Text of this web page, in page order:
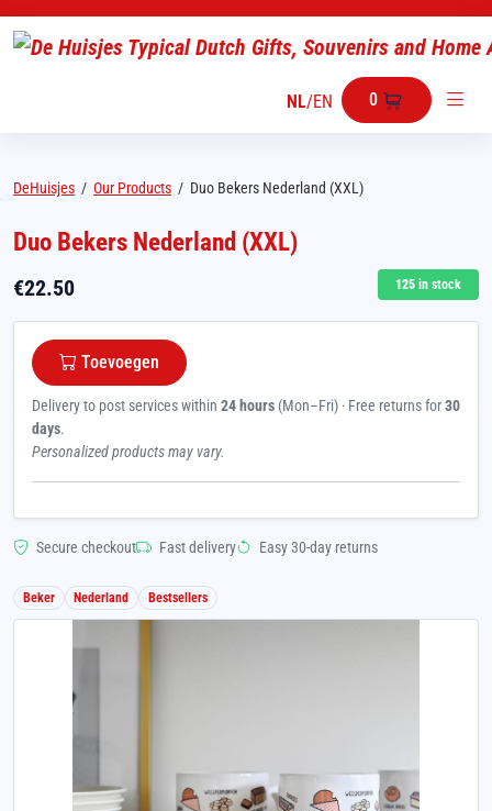
NL/EN 0
DeHuisjes / Our Products / Duo Bekers Nederland (XXL)
Duo Bekers Nederland (XXL)
€22.50 125 in stock
Toevoegen
Delivery to post services within 24 hours (Mon–Fri) · Free returns for30
days.
Personalized products may vary.
Secure checkout Fast delivery Easy 30-day returns
Beker Nederland Bestsellers